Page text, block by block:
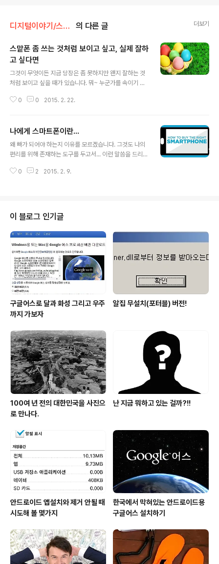
디지털이야기/스맡초보길잡이 의 다른 글 더보기
스맡폰 좀 쓰는 것처럼 보이고 싶고, 실제 잘하
고 싶다면
그것이 무엇이든 지금 당장은 좀 못하지만 왠지 잘하는 것
처럼 보이고 싶을 때가 있습니다. 뭐~ 누군가를 속이기 위
하도록 만드는 동기부여가 되기도 합니다. 그래서 스맡폰
먼저 이스터 에그(Easter Egg / 부활절 계란)라는 단어를
기억해 두시기 바랍니다.왜~ 그런 거 있죠? 숨은 기능이라
고... 전통적으로는 이스터 에그란 기독교에서 부활절날 사
출처: www.thaqafnafsak.com 사용하고 계신 스마트폰
0 0 2015. 2. 22.
나에게 스마트폰이란...
왜 빠가 되어야 하는지 이유를 모르겠습니다. 그것도 나의
편리를 위해 존재하는 도구를 두고서... 이런 말씀을 드리는
있지 않나라는 생각에서입니다. 정말 그렇지 않은가요? 호
각기 장단점을 볼 수 밖에 없으니 그에 대해 언급은 합니다
만 그건 말 그대로 나에게 편리한가를 기준으로 표현한 지
극히 주관적인 견해일 뿐이죠. -그러한 견해가 모여 객관적
이다, 보편적이다라는 칭호(?)를 얻게 되는 거겠지만...- 이
미지 출처: www.tomsguide.com 당연히 어떤 제품을
고를래?라고 하..
0 2 2015. 2. 9.
이 블로그 인기글
구글어스로 달과 화성 그리고 우주
까지 가보자
알집 무설치(포터블) 버전!
100여 년 전의 대한민국을 사진으
로 만나다.
난 지금 뭐하고 있는 걸까?!!
안드로이드 앱설치와 제거 안될 때
시도해 볼 몇가지
한국에서 막혀있는 안드로이드용
구글어스 설치하기